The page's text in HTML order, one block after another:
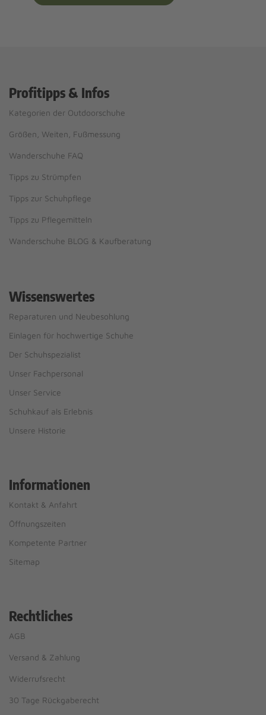
Profitipps & Infos
Kategorien der Outdoorschuhe
Größen, Weiten, Fußmessung
Wanderschuhe FAQ
Tipps zu Strümpfen
Tipps zur Schuhpflege
Tipps zu Pflegemitteln
Wanderschuhe BLOG & Kaufberatung
Wissenswertes
Reparaturen und Neubesohlung
Einlagen für hochwertige Schuhe
Der Schuhspezialist
Unser Fachpersonal
Unser Service
Schuhkauf als Erlebnis
Unsere Historie
Informationen
Kontakt & Anfahrt
Öffnungszeiten
Kompetente Partner
Sitemap
Rechtliches
AGB
Versand & Zahlung
Widerrufsrecht
30 Tage Rückgaberecht